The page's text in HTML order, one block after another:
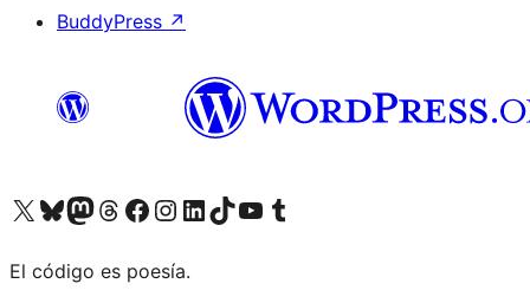
BuddyPress ↗
Visitá nuestra cuenta de X (anteriormente Twitter)
Visitá nuestra cuenta de Bluesky
Visitá nuestra cuenta de Mastodon
Visitá nuestra cuenta de Threads
Visitá nuestra página de Facebook
Visitá nuestra cuenta de Instagram
Visitá nuestra cuenta de LinkedIn
Visitá nuestra cuenta de TikTok
Visitá nuestro canal de YouTube
Visitá nuestra cuenta de Tumblr
El código es poesía.